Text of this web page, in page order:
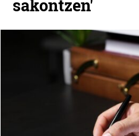
sakontzen'